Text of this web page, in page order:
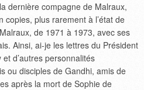
dernière compagne de Malraux,
copies, plus rarement à l’état de
de 1971 à 1973, avec ses
Ainsi, ai-je les lettres du Président
d’autres personnalités
ou disciples de Gandhi, amis de
après la mort de Sophie de